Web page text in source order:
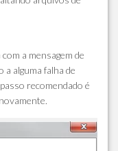
a mensagem de
alguma falha de
recomendado é